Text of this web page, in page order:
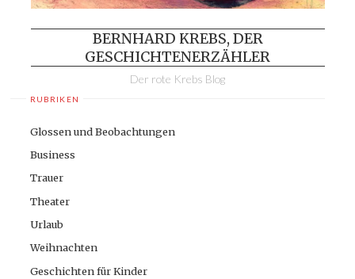
BERNHARD KREBS, DER
GESCHICHTENERZÄHLER
Der rote Krebs Blog
RUBRIKEN
Glossen und Beobachtungen
Business
Trauer
Theater
Urlaub
Weihnachten
Geschichten für Kinder